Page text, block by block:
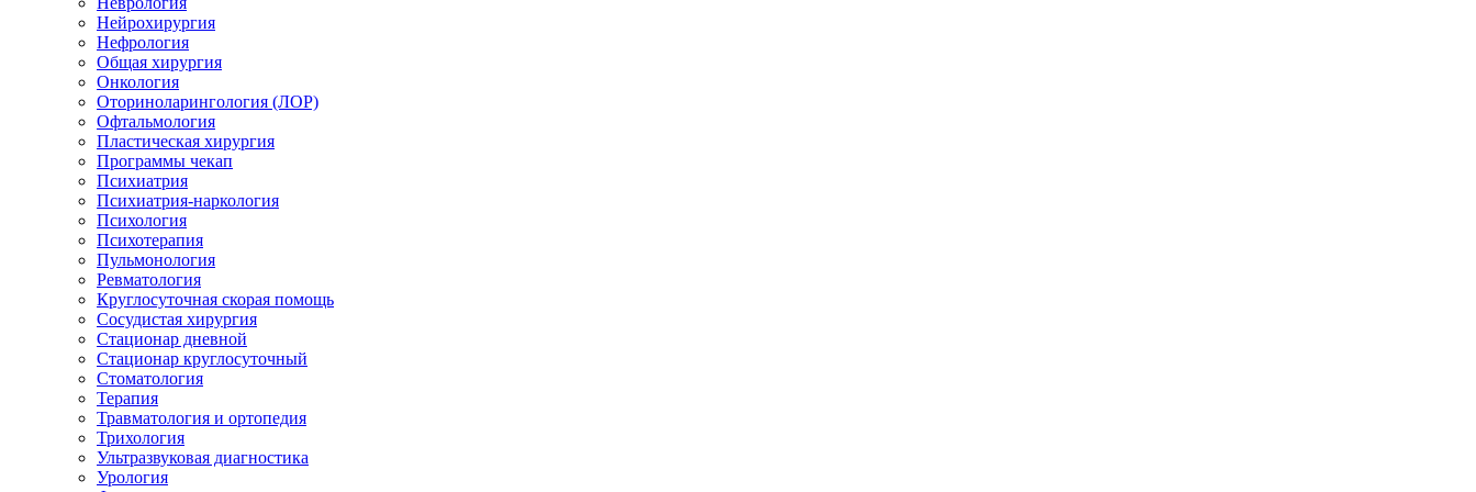
Нейрохирургия
Нефрология
Общая хирургия
Онкология
Оториноларингология (ЛОР)
Офтальмология
Пластическая хирургия
Программы чекап
Психиатрия
Психиатрия-наркология
Психология
Психотерапия
Пульмонология
Ревматология
Круглосуточная скорая помощь
Сосудистая хирургия
Стационар дневной
Стационар круглосуточный
Стоматология
Терапия
Травматология и ортопедия
Трихология
Ультразвуковая диагностика
Урология